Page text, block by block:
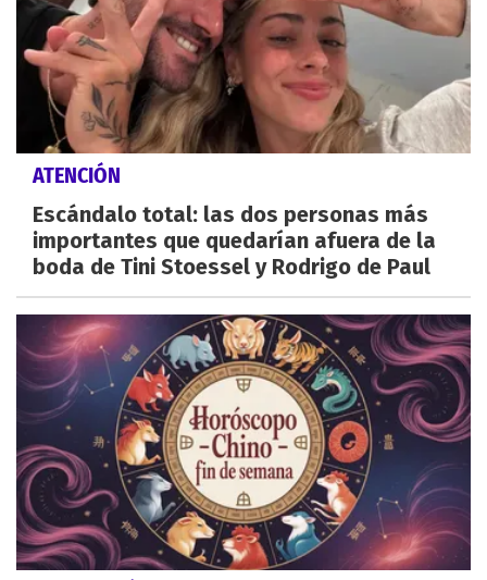
ATENCIÓN
Escándalo total: las dos personas más
importantes que quedarían afuera de la
boda de Tini Stoessel y Rodrigo de Paul